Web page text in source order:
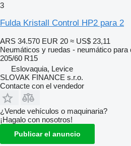
3
Fulda Kristall Control HP2 para 2
ARS 34.570 EUR 20 ≈ US$ 23,11
Neumáticos y ruedas - neumático para
205/60 R15
Eslovaquia, Levice
SLOVAK FINANCE s.r.o.
Contacte con el vendedor
¿Vende vehículos o maquinaria?
¡Hagalo con nosotros!
Publicar el anuncio